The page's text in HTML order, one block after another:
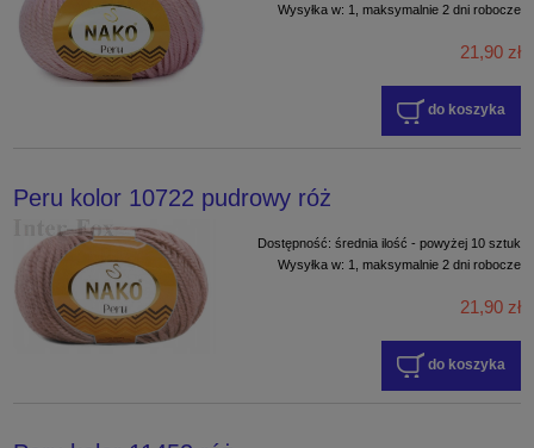
Wysyłka w: 1, maksymalnie 2 dni robocze
21,90 zł
do koszyka
Peru kolor 10722 pudrowy róż
Dostępność: średnia ilość - powyżej 10 sztuk
Wysyłka w: 1, maksymalnie 2 dni robocze
21,90 zł
do koszyka